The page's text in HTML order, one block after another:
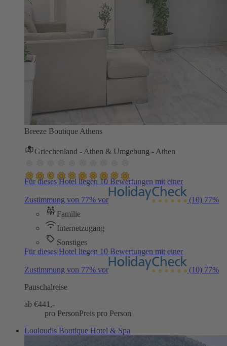
Breeze Boutique Athens
Griechenland - Athen & Umgebung - Athen
Für dieses Hotel liegen 10 Bewertungen mit einer
Zustimmung von 77% vor (10) 77%
Familie
Internetzugang
Sonstiges
Für dieses Hotel liegen 10 Bewertungen mit einer
Zustimmung von 77% vor (10) 77%
Pauschalreise
ab €441,-
pro PersonPreis pro Person
Louloudis Boutique Hotel & Spa